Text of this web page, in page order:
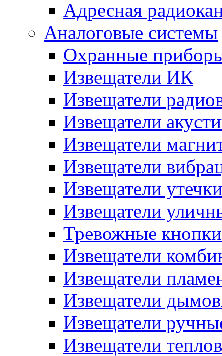
Адресная
Аналоговые системы
Охранные
Извещатели ИК
Извещатели
Извещатели
Извещатели
Извещатели
Извещатели утечки
Извещатели
Тревожные кнопки
Извещатели
Извещатели
Извещатели
Извещатели
Извещатели